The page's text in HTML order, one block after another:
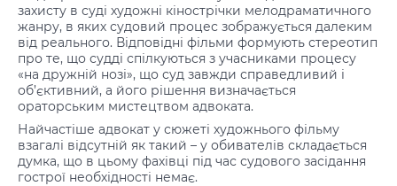
захисту в суді художні кінострічки мелодраматичного
жанру, в яких судовий процес зображується далеким
від реального. Відповідні фільми формують стереотип
про те, що судді спілкуються з учасниками процесу
«на дружній нозі», що суд завжди справедливий і
об’єктивний, а його рішення визначається
ораторським мистецтвом адвоката.
Найчастіше адвокат у сюжеті художнього фільму
взагалі відсутній як такий – у обивателів складається
думка, що в цьому фахівці під час судового засідання
гострої необхідності немає.